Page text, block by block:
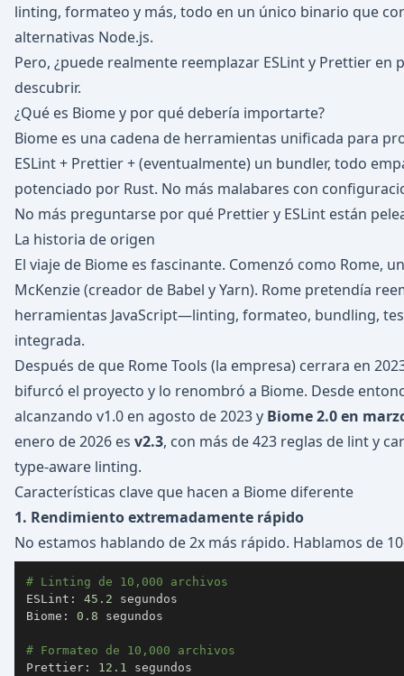
linting, formateo y más, todo en un único binario que
alternativas Node.js.
Pero, ¿puede realmente reemplazar ESLint y Prettier en
descubrir.
¿Qué es Biome y por qué debería importarte?
Biome es una cadena de herramientas unificada para
ESLint + Prettier + (eventualmente) un bundler, todo
potenciado por Rust. No más malabares con
No más preguntarse por qué Prettier y ESLint están
La historia de origen
El viaje de Biome es fascinante. Comenzó como Rome,
McKenzie (creador de Babel y Yarn). Rome pretendía
herramientas JavaScript—linting, formateo, bundling,
integrada.
Después de que Rome Tools (la empresa) cerrara en
bifurcó el proyecto y lo renombró a Biome. Desde
alcanzando v1.0 en agosto de 2023 y Biome 2.0 en
enero de 2026 es v2.3, con más de 423 reglas de lint y
type-aware linting.
Características clave que hacen a Biome diferente
1. Rendimiento extremadamente rápido
No estamos hablando de 2x más rápido. Hablamos de
# Linting de 10,000 archivos
ESLint: 45.2
Biome: 0.8
# Formateo de 10,000 archivos
Prettier: 12.1